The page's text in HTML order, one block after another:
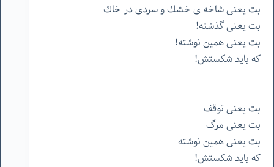
بت يعنى شاخه ى خشك و سردى در خاك
بت يعنى گذشته!
بت يعنى همين نوشته!
كه بايد شكستش!
بت يعنى توقف
بت يعنى مرگ
بت يعنى همين نوشته
كه بايد شكستش!